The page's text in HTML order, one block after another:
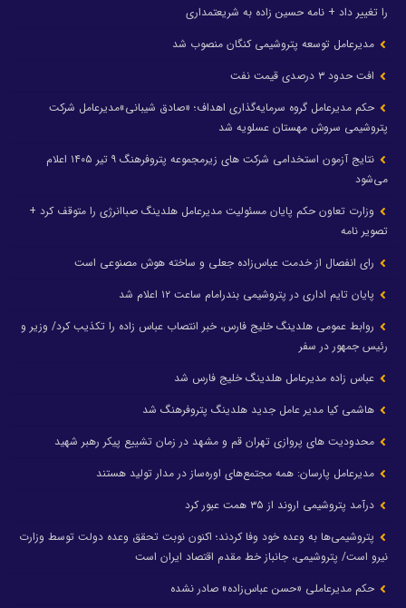
را تغییر داد + نامه حسین زاده به شریعتمداری
مدیرعامل توسعه پتروشیمی کنگان منصوب شد
افت حدود ۳ درصدی قیمت نفت
حکم مدیرعامل گروه سرمایه‌گذاری اهداف؛ «صادق شیبانی»مدیرعامل شرکت
پتروشیمی سروش مهستان عسلویه شد
نتایج آزمون استخدامی شرکت های زیرمجموعه پتروفرهنگ ۹ تیر ۱۴۰۵ اعلام
می‌شود
وزارت تعاون حکم پایان مسئولیت مدیرعامل هلدینگ صباانرژی را متوقف کرد +
تصویر نامه
رای انفصال از خدمت عباس‌زاده جعلی و ساخته هوش مصنوعی است
پایان تایم اداری در پتروشیمی بندرامام ساعت ۱۲ اعلام شد
روابط عمومی هلدینگ خلیج فارس، خبر انتصاب عباس زاده را تکذیب کرد/ وزیر و
رئیس جمهور در سفر
عباس زاده مدیرعامل هلدینگ خلیج فارس شد
هاشمی کیا مدیر عامل جدید هلدینگ پتروفرهنگ شد
محدودیت های پروازی تهران قم و مشهد در زمان تشییع پیکر رهبر شهید
مدیرعامل پارسان: همه مجتمع‌های اوره‌ساز در مدار تولید هستند
درآمد پتروشیمی اروند از ۳۵ همت عبور کرد
پتروشیمی‌ها به وعده خود وفا کردند؛ اکنون نوبت تحقق وعده دولت توسط وزارت
نیرو است/ پتروشیمی، جانباز خط مقدم اقتصاد ایران است
حکم مدیرعاملی «حسن عباس‌زاده» صادر نشده